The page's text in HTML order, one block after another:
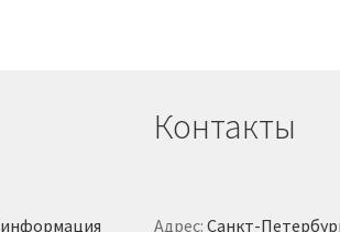
информация
Контакты
Адрес:Санкт-